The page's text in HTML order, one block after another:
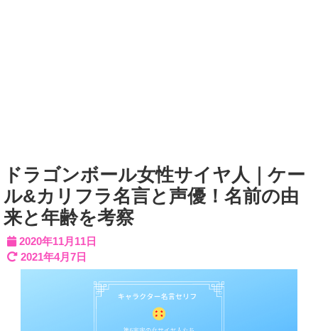
ドラゴンボール女性サイヤ人｜ケー
ル&カリフラ名言と声優！名前の由
来と年齢を考察
2020年11月11日
2021年4月7日